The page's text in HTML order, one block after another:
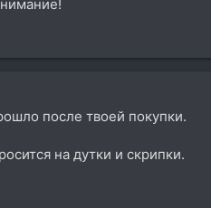
после твоей покупки.
на дутки и скрипки.